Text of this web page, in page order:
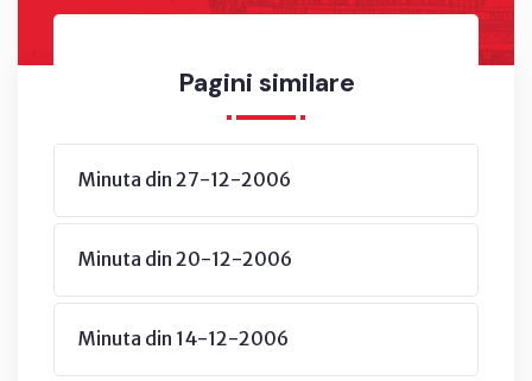
Pagini similare
Minuta din 27-12-2006
Minuta din 20-12-2006
Minuta din 14-12-2006